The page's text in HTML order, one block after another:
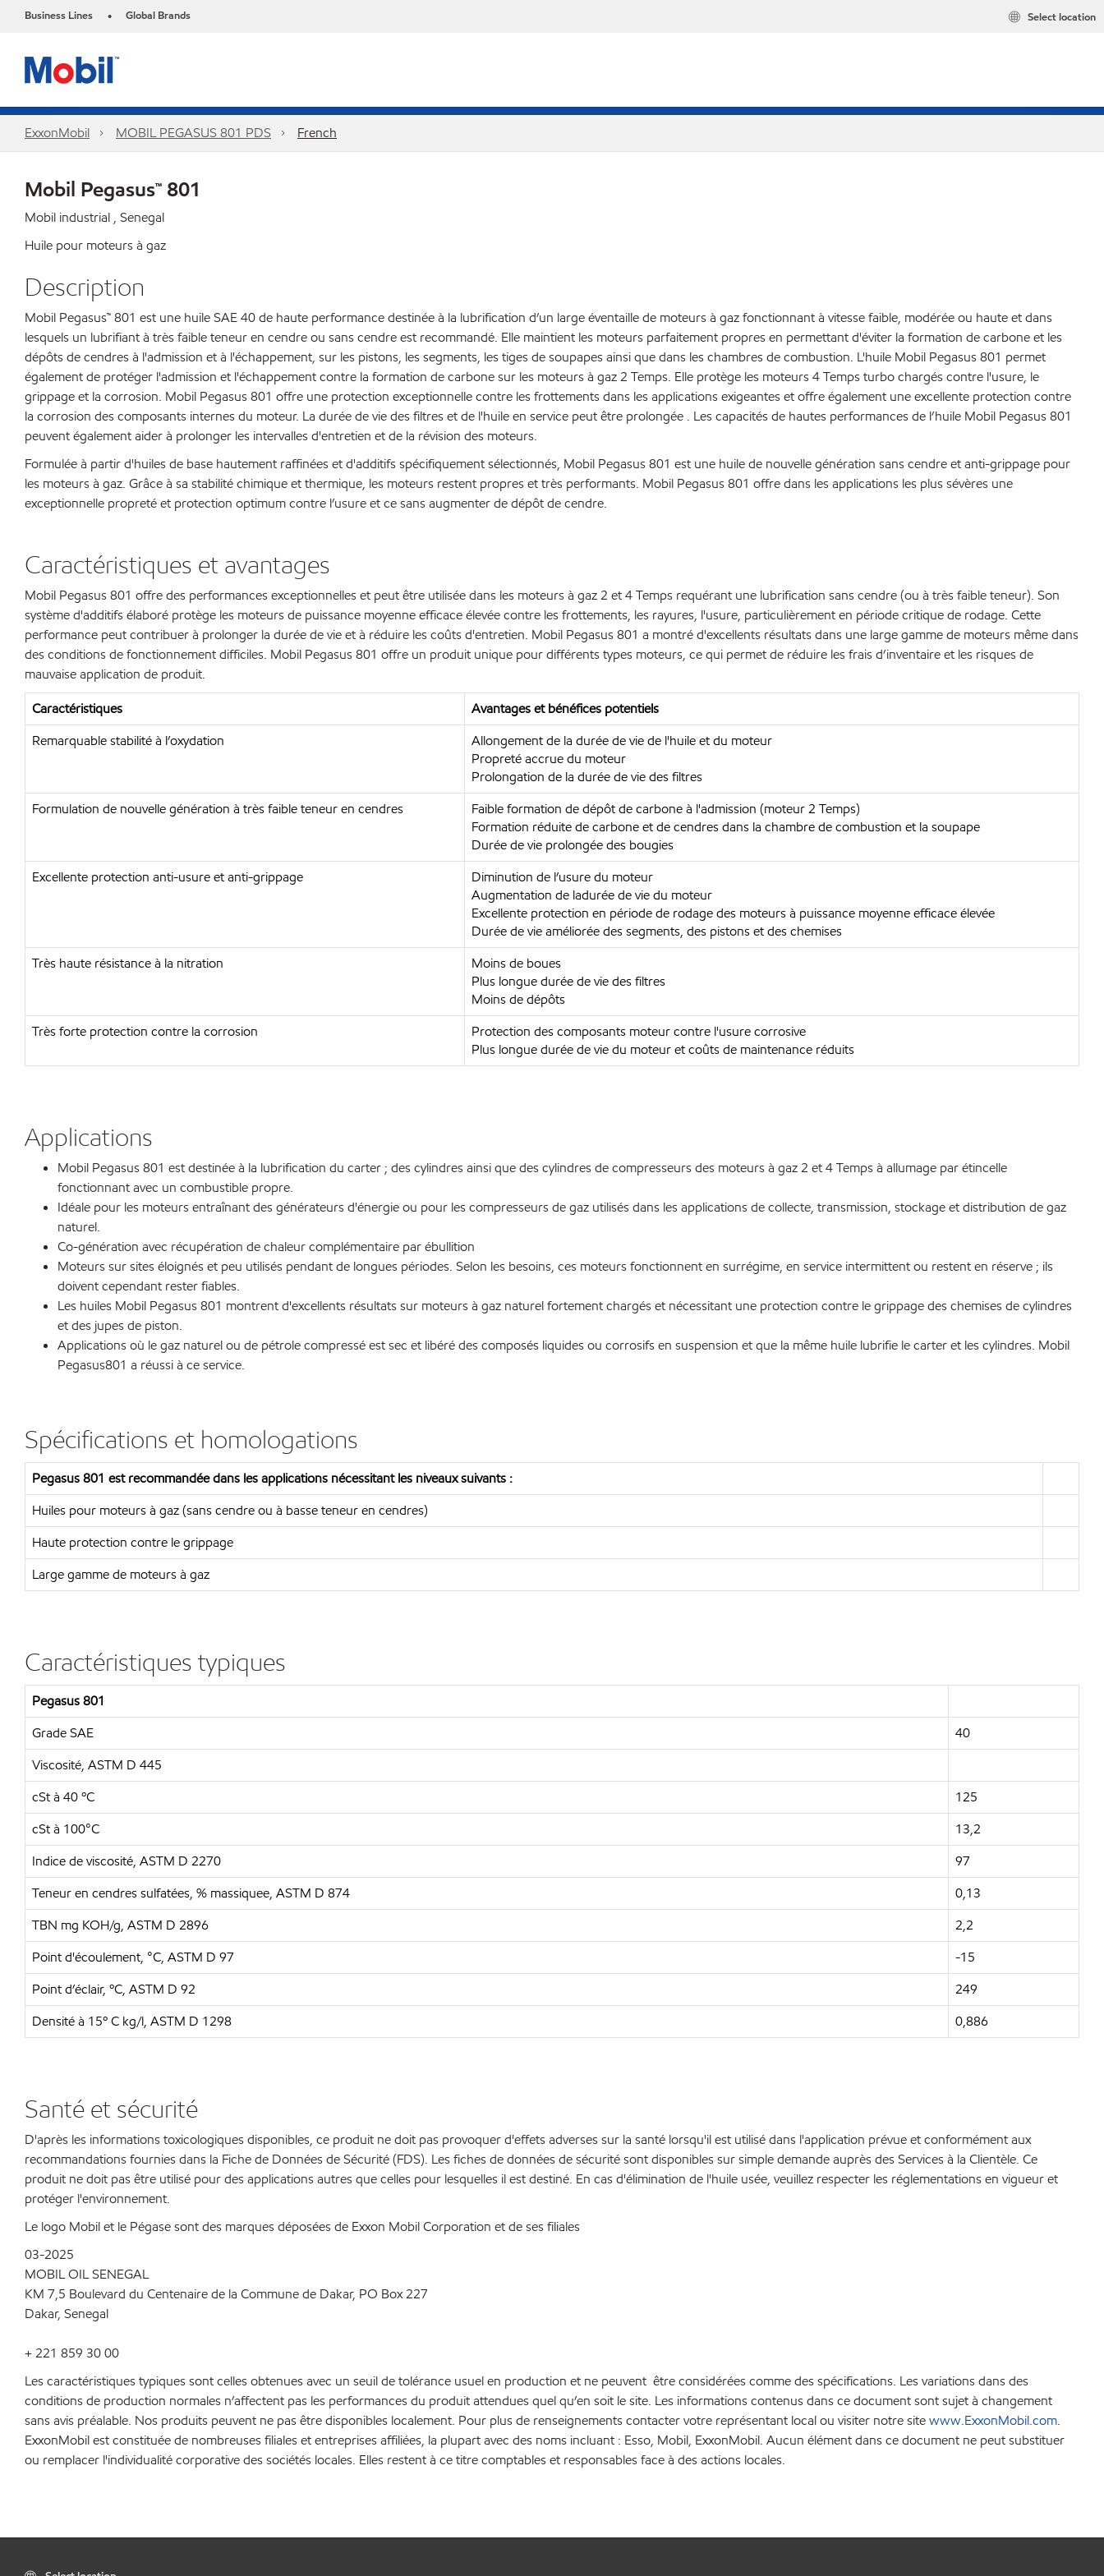
Business Lines • Global Brands Select location
ExxonMobil MOBIL PEGASUS 801 PDS French
Mobil Pegasus™ 801
Mobil industrial , Senegal
Huile pour moteurs à gaz
Description
Mobil Pegasus™ 801 est une huile SAE 40 de haute performance destinée à la lubrification d’un large éventaille de moteurs à gaz fonctionnant à vitesse faible, modérée ou haute et dans
lesquels un lubrifiant à très faible teneur en cendre ou sans cendre est recommandé. Elle maintient les moteurs parfaitement propres en permettant d'éviter la formation de carbone et les
dépôts de cendres à l'admission et à l'échappement, sur les pistons, les segments, les tiges de soupapes ainsi que dans les chambres de combustion. L'huile Mobil Pegasus 801 permet
également de protéger l'admission et l'échappement contre la formation de carbone sur les moteurs à gaz 2 Temps. Elle protège les moteurs 4 Temps turbo chargés contre l'usure, le
grippage et la corrosion. Mobil Pegasus 801 offre une protection exceptionnelle contre les frottements dans les applications exigeantes et offre également une excellente protection contre
la corrosion des composants internes du moteur. La durée de vie des filtres et de l'huile en service peut être prolongée . Les capacités de hautes performances de l’huile Mobil Pegasus 801
peuvent également aider à prolonger les intervalles d'entretien et de la révision des moteurs.
Formulée à partir d'huiles de base hautement raffinées et d'additifs spécifiquement sélectionnés, Mobil Pegasus 801 est une huile de nouvelle génération sans cendre et anti-grippage pour
les moteurs à gaz. Grâce à sa stabilité chimique et thermique, les moteurs restent propres et très performants. Mobil Pegasus 801 offre dans les applications les plus sévères une
exceptionnelle propreté et protection optimum contre l’usure et ce sans augmenter de dépôt de cendre.
Caractéristiques et avantages
Mobil Pegasus 801 offre des performances exceptionnelles et peut être utilisée dans les moteurs à gaz 2 et 4 Temps requérant une lubrification sans cendre (ou à très faible teneur). Son
système d'additifs élaboré protège les moteurs de puissance moyenne efficace élevée contre les frottements, les rayures, l'usure, particulièrement en période critique de rodage. Cette
performance peut contribuer à prolonger la durée de vie et à réduire les coûts d'entretien. Mobil Pegasus 801 a montré d'excellents résultats dans une large gamme de moteurs même dans
des conditions de fonctionnement difficiles. Mobil Pegasus 801 offre un produit unique pour différents types moteurs, ce qui permet de réduire les frais d’inventaire et les risques de
mauvaise application de produit.
Caractéristiques
Avantages et bénéfices potentiels
Remarquable stabilité à l’oxydation
Allongement de la durée de vie de l'huile et du moteur
Propreté accrue du moteur
Prolongation de la durée de vie des filtres
Formulation de nouvelle génération à très faible teneur en cendres
Faible formation de dépôt de carbone à l'admission (moteur 2 Temps)
Formation réduite de carbone et de cendres dans la chambre de combustion et la soupape
Durée de vie prolongée des bougies
Excellente protection anti-usure et anti-grippage
Diminution de l’usure du moteur
Augmentation de ladurée de vie du moteur
Excellente protection en période de rodage des moteurs à puissance moyenne efficace élevée
Durée de vie améliorée des segments, des pistons et des chemises
Très haute résistance à la nitration
Moins de boues
Plus longue durée de vie des filtres
Moins de dépôts
Très forte protection contre la corrosion
Protection des composants moteur contre l'usure corrosive
Plus longue durée de vie du moteur et coûts de maintenance réduits
Applications
Mobil Pegasus 801 est destinée à la lubrification du carter ; des cylindres ainsi que des cylindres de compresseurs des moteurs à gaz 2 et 4 Temps à allumage par étincelle
fonctionnant avec un combustible propre.
Idéale pour les moteurs entraînant des générateurs d'énergie ou pour les compresseurs de gaz utilisés dans les applications de collecte, transmission, stockage et distribution de gaz
naturel.
Co-génération avec récupération de chaleur complémentaire par ébullition
Moteurs sur sites éloignés et peu utilisés pendant de longues périodes. Selon les besoins, ces moteurs fonctionnent en surrégime, en service intermittent ou restent en réserve ; ils
doivent cependant rester fiables.
Les huiles Mobil Pegasus 801 montrent d'excellents résultats sur moteurs à gaz naturel fortement chargés et nécessitant une protection contre le grippage des chemises de cylindres
et des jupes de piston.
Applications où le gaz naturel ou de pétrole compressé est sec et libéré des composés liquides ou corrosifs en suspension et que la même huile lubrifie le carter et les cylindres. Mobil
Pegasus801 a réussi à ce service.
Spécifications et homologations
Pegasus 801 est recommandée dans les applications nécessitant les niveaux suivants :
Huiles pour moteurs à gaz (sans cendre ou à basse teneur en cendres)
Haute protection contre le grippage
Large gamme de moteurs à gaz
Caractéristiques typiques
Pegasus 801
Grade SAE
40
Viscosité, ASTM D 445
cSt à 40 ºC
125
cSt à 100°C
13,2
Indice de viscosité, ASTM D 2270
97
Teneur en cendres sulfatées, % massiquee, ASTM D 874
0,13
TBN mg KOH/g, ASTM D 2896
2,2
Point d'écoulement, °C, ASTM D 97
-15
Point d’éclair, ºC, ASTM D 92
249
Densité à 15º C kg/l, ASTM D 1298
0,886
Santé et sécurité
D'après les informations toxicologiques disponibles, ce produit ne doit pas provoquer d'effets adverses sur la santé lorsqu'il est utilisé dans l'application prévue et conformément aux
recommandations fournies dans la Fiche de Données de Sécurité (FDS). Les fiches de données de sécurité sont disponibles sur simple demande auprès des Services à la Clientèle. Ce
produit ne doit pas être utilisé pour des applications autres que celles pour lesquelles il est destiné. En cas d'élimination de l'huile usée, veuillez respecter les réglementations en vigueur et
protéger l'environnement.
Le logo Mobil et le Pégase sont des marques déposées de Exxon Mobil Corporation et de ses filiales
03-2025
MOBIL OIL SENEGAL
KM 7,5 Boulevard du Centenaire de la Commune de Dakar, PO Box 227
Dakar, Senegal
+ 221 859 30 00
Les caractéristiques typiques sont celles obtenues avec un seuil de tolérance usuel en production et ne peuvent être considérées comme des spécifications. Les variations dans des
conditions de production normales n’affectent pas les performances du produit attendues quel qu’en soit le site. Les informations contenus dans ce document sont sujet à changement
sans avis préalable. Nos produits peuvent ne pas être disponibles localement. Pour plus de renseignements contacter votre représentant local ou visiter notre sitewww.ExxonMobil.com.
ExxonMobil est constituée de nombreuses filiales et entreprises affiliées, la plupart avec des noms incluant : Esso, Mobil, ExxonMobil. Aucun élément dans ce document ne peut substituer
ou remplacer l'individualité corporative des sociétés locales. Elles restent à ce titre comptables et responsables face à des actions locales.